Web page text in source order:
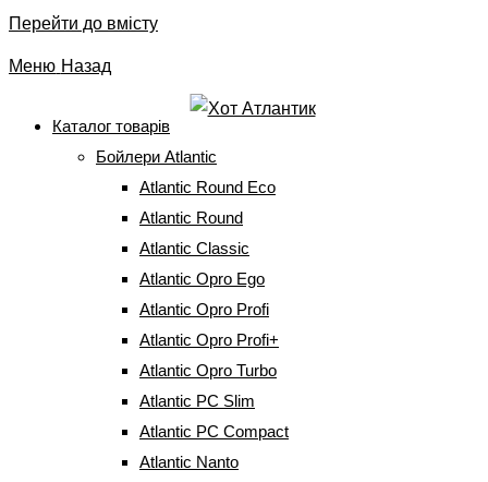
Перейти до вмісту
Меню Назад
Каталог товарів
Бойлери Atlantic
Atlantic Round Eco
Atlantic Round
Atlantic Classic
Atlantic Opro Ego
Atlantic Opro Profi
Atlantic Opro Profi+
Atlantic Opro Turbo
Atlantic PC Slim
Atlantic PC Compact
Atlantic Nanto
Конвектор Atlantic F19
CEG BL-Meca/M2 (1500W)
Електричні конвектори⇒Atlantic F19
F19 CEG BL-Meca/M2 (1500W)